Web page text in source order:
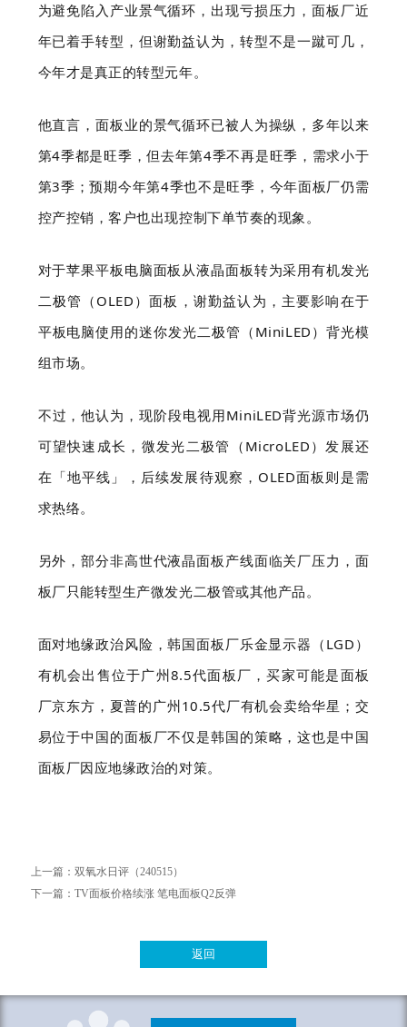
为避免陷入产业景气循环，出现亏损压力，面板厂近
年已着手转型，但谢勤益认为，转型不是一蹴可几，
今年才是真正的转型元年。
他直言，面板业的景气循环已被人为操纵，多年以来
第4季都是旺季，但去年第4季不再是旺季，需求小于
第3季；预期今年第4季也不是旺季，今年面板厂仍需
控产控销，客户也出现控制下单节奏的现象。
对于苹果平板电脑面板从液晶面板转为采用有机发光
二极管（OLED）面板，谢勤益认为，主要影响在于
平板电脑使用的迷你发光二极管（MiniLED）背光模
组市场。
不过，他认为，现阶段电视用MiniLED背光源市场仍
可望快速成长，微发光二极管（MicroLED）发展还
在「地平线」，后续发展待观察，OLED面板则是需
求热络。
另外，部分非高世代液晶面板产线面临关厂压力，面
板厂只能转型生产微发光二极管或其他产品。
面对地缘政治风险，韩国面板厂乐金显示器（LGD）
有机会出售位于广州8.5代面板厂，买家可能是面板
厂京东方，夏普的广州10.5代厂有机会卖给华星；交
易位于中国的面板厂不仅是韩国的策略，这也是中国
面板厂因应地缘政治的对策。
上一篇： 双氧水日评（240515）
下一篇： TV面板价格续涨 笔电面板Q2反弹
返回